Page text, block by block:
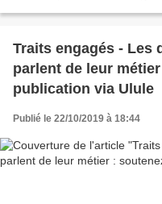
Traits engagés - Les
parlent de leur
publication via Ulule
Publié le 22/10/2019 à 18:44